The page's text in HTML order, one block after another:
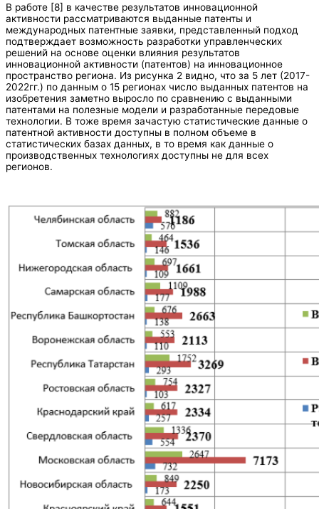
В работе [8] в качестве результатов инновационной
активности рассматриваются выданные патенты и
международных патентные заявки, представленный подход
подтверждает возможность разработки управленческих
решений на основе оценки влияния результатов
инновационной активности (патентов) на инновационное
пространство региона. Из рисунка 2 видно, что за 5 лет (2017-
2022гг.) по данным о 15 регионах число выданных патентов на
изобретения заметно выросло по сравнению с выданными
патентами на полезные модели и разработанные передовые
технологии. В тоже время зачастую статистические данные о
патентной активности доступны в полном объеме в
статистических базах данных, в то время как данные о
производственных технологиях доступны не для всех
регионов.